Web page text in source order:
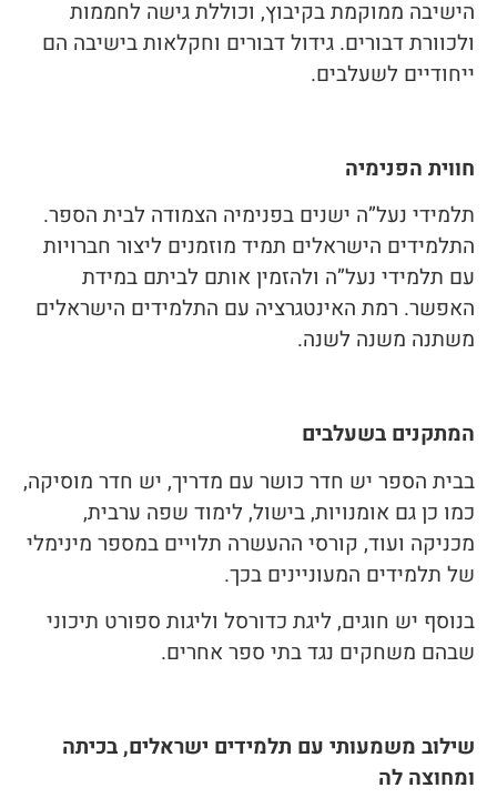
הישיבה ממוקמת בקיבוץ, וכוללת גישה לחממות
ולכוורת דבורים. גידול דבורים וחקלאות בישיבה הם
ייחודיים לשעלבים.
חווית הפנימיה
תלמידי נעל”ה ישנים בפנימיה הצמודה לבית הספר.
התלמידים הישראלים תמיד מוזמנים ליצור חברויות
עם תלמידי נעל”ה ולהזמין אותם לביתם במידת
האפשר. רמת האינטגרציה עם התלמידים הישראלים
משתנה משנה לשנה.
המתקנים בשעלבים
בבית הספר יש חדר כושר עם מדריך, יש חדר מוסיקה,
כמו כן גם אומנויות, בישול, לימוד שפה ערבית,
מכניקה ועוד, קורסי ההעשרה תלויים במספר מינימלי
של תלמידים המעוניינים בכך.
בנוסף יש חוגים, ליגת כדורסל וליגות ספורט תיכוני
שבהם משחקים נגד בתי ספר אחרים.
שילוב משמעותי עם תלמידים ישראלים, בכיתה
ומחוצה לה